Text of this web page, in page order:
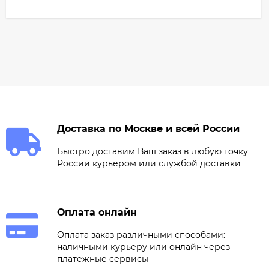
Доставка по Москве и всей России
Быстро доставим Ваш заказ в любую точку
России курьером или службой доставки
Оплата онлайн
Оплата заказ различными способами:
наличными курьеру или онлайн через
платежные сервисы